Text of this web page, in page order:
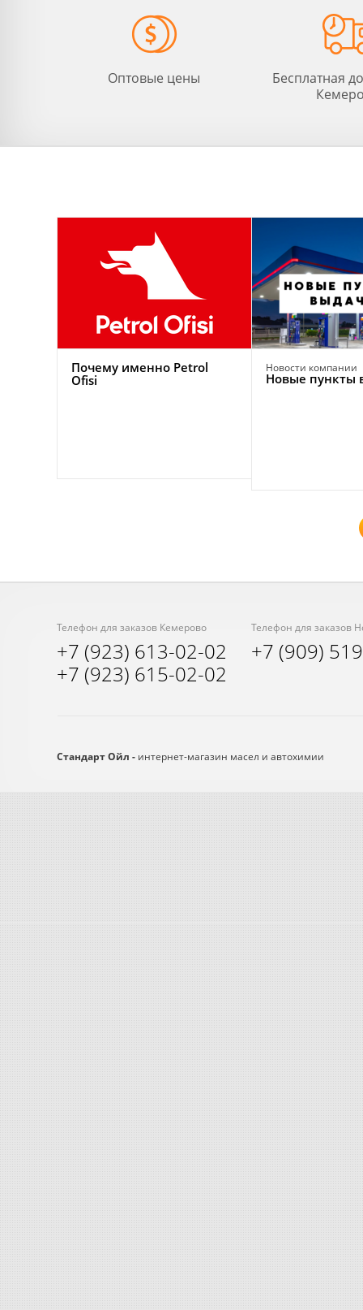
Оптовые цены
Бесплатная
Почему именно Petrol
Ofisi
Новости компании
Новые пункты
Телефон для заказов Кемерово
+7 (923) 613-02-02
+7 (923) 615-02-02
Телефон для заказов
+7 (909)
Стандарт Ойл - интернет-магазин масел и автохимии